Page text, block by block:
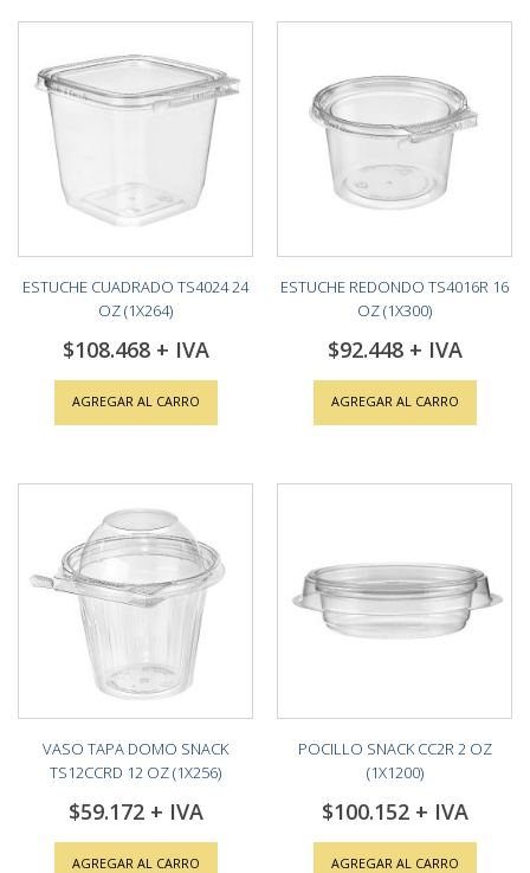
ESTUCHE CUADRADO TS4024 24
OZ (1X264)
$108.468
AGREGAR AL CARRO
ESTUCHE REDONDO TS4016R 16
OZ (1X300)
$92.448
AGREGAR AL CARRO
VASO TAPA DOMO SNACK
TS12CCRD 12 OZ (1X256)
$59.172
AGREGAR AL CARRO
POCILLO SNACK CC2R 2 OZ
(1X1200)
$100.152
AGREGAR AL CARRO